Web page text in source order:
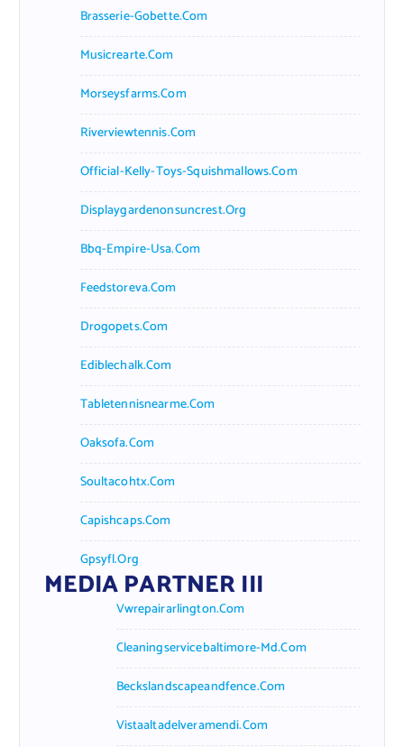
Brasserie-Gobette.com
Musicrearte.com
Morseysfarms.com
Riverviewtennis.com
Official-Kelly-Toys-Squishmallows.com
Displaygardenonsuncrest.org
Bbq-Empire-Usa.com
Feedstoreva.com
Drogopets.com
Ediblechalk.com
Tabletennisnearme.com
Oaksofa.com
Soultacohtx.com
Capishcaps.com
Gpsyfl.org
MEDIA PARTNER III
Vwrepairarlington.com
Cleaningservicebaltimore-Md.com
Beckslandscapeandfence.com
Vistaaltadelveramendi.com